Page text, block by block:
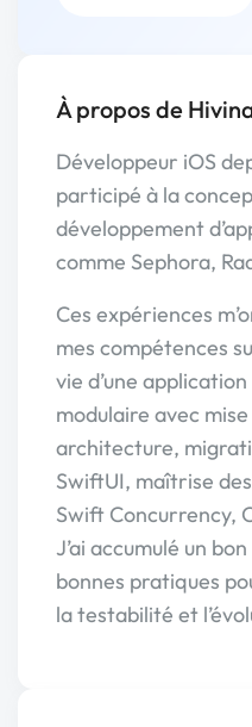
À propos de
Développeur iOS
participé à la
développement
comme Sephora,
Ces expériences
mes compétences
vie d’une
modulaire avec
architecture,
SwiftUI, maîtrise
Swift Concurrency,
J’ai accumulé un
bonnes pratiques
la testabilité et